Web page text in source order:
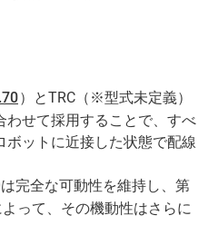
）とTRC（※型式未定義）
わせて採用することで、すべ
ボットに近接した状態で配線
完全な可動性を維持し、第
よって、その機動性はさらに